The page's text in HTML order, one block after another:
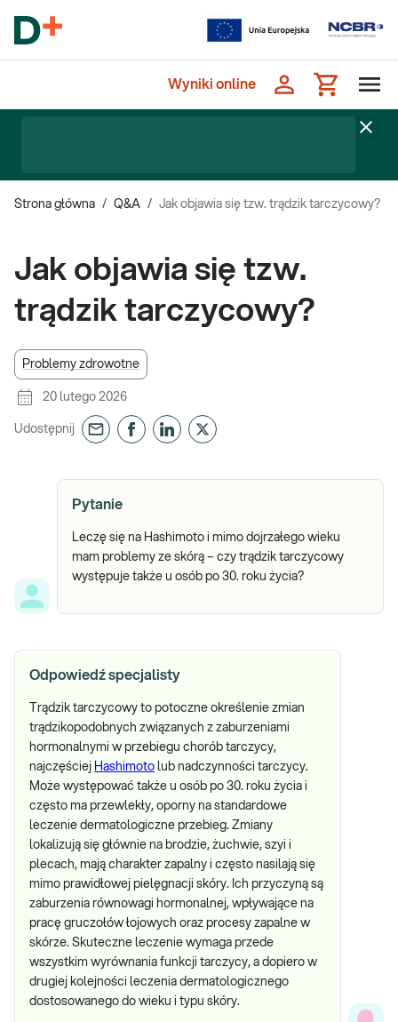
Wyniki online
Strona główna / Q&A / Jak objawia się tzw. trądzik tarczycowy?
Jak objawia się tzw.
trądzik tarczycowy?
Problemy zdrowotne
20 lutego 2026
Udostępnij
Pytanie
Leczę się na Hashimoto i mimo dojrzałego wieku
mam problemy ze skórą – czy trądzik tarczycowy
występuje także u osób po 30. roku życia?
Odpowiedź specjalisty
Trądzik tarczycowy to potoczne określenie zmian
trądzikopodobnych związanych z zaburzeniami
hormonalnymi w przebiegu chorób tarczycy,
najczęściej Hashimoto lub nadczynności tarczycy.
Może występować także u osób po 30. roku życia i
często ma przewlekły, oporny na standardowe
leczenie dermatologiczne przebieg. Zmiany
lokalizują się głównie na brodzie, żuchwie, szyi i
plecach, mają charakter zapalny i często nasilają się
mimo prawidłowej pielęgnacji skóry. Ich przyczyną są
zaburzenia równowagi hormonalnej, wpływające na
pracę gruczołów łojowych oraz procesy zapalne w
skórze. Skuteczne leczenie wymaga przede
wszystkim wyrównania funkcji tarczycy, a dopiero w
drugiej kolejności leczenia dermatologicznego
dostosowanego do wieku i typu skóry.